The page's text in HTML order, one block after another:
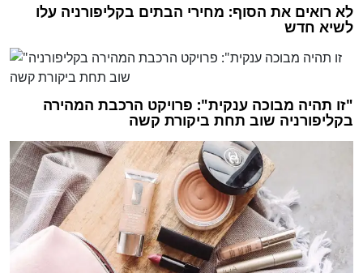
לא רואים את הסוף: מחירי הבתים בקליפורניה עלו
לשיא חדש
"זו תהיה מבוכה ענקית": פרויקט הרכבת המהירה
בקליפורניה שוב תחת ביקורת קשה